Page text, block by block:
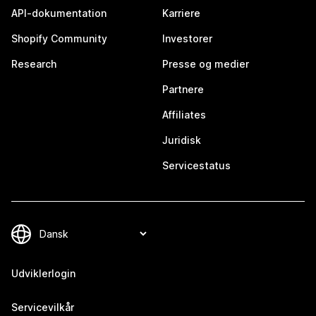
API-dokumentation
Shopify Community
Research
Karriere
Investorer
Presse og medier
Partnere
Affiliates
Juridisk
Servicestatus
Udviklerlogin
Servicevilkår